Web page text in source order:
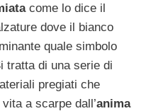
come lo dice il
dove il bianco
quale simbolo
tratta di una serie di
pregiati che
a scarpe dall’anima